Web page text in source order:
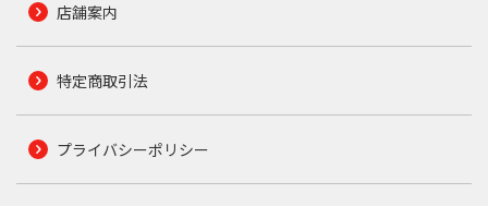
店舗案内
特定商取引法
プライバシーポリシー